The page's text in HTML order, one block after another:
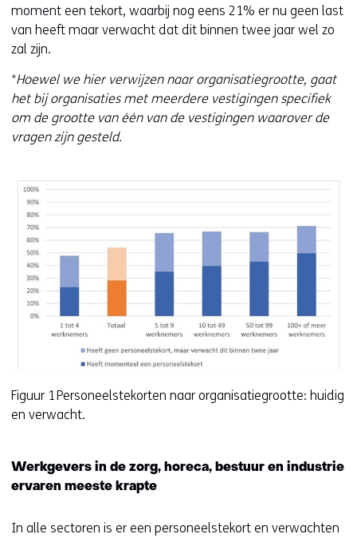
moment een tekort, waarbij nog eens 21% er nu geen last
van heeft maar verwacht dat dit binnen twee jaar wel zo
zal zijn.
*Hoewel we hier verwijzen naar organisatiegrootte, gaat
het bij organisaties met meerdere vestigingen specifiek
om de grootte van één van de vestigingen waarover de
vragen zijn gesteld.
Figuur 1 Personeelstekorten naar organisatiegrootte: huidig
en verwacht.
Werkgevers in de zorg, horeca, bestuur en industrie
ervaren meeste krapte
In alle sectoren is er een personeelstekort en verwachten